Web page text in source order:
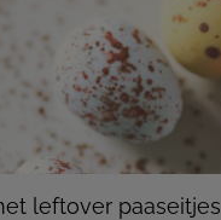
leftover paaseitjes